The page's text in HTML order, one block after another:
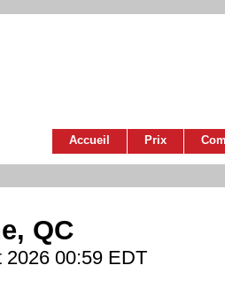
Accueil Prix
QC
2026 00:59 EDT